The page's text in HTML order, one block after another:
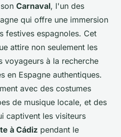
Carnaval, l'un des
qui offre une immersion
festives espagnoles. Cet
attire non seulement les
voyageurs à la recherche
en Espagne authentiques.
avec des costumes
de musique locale, et des
captivent les visiteurs
à Cádiz pendant le